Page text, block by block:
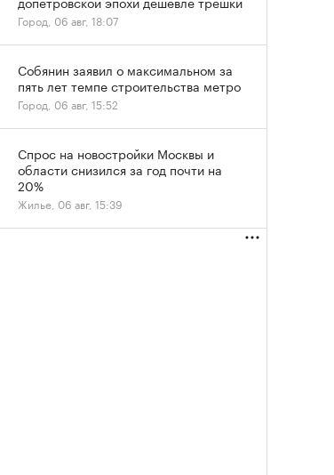
Город, 06 авг, 18:07
Собянин заявил о максимальном за
пять лет темпе строительства метро
Город, 06 авг, 15:52
Спрос на новостройки Москвы и
области снизился за год почти на
20%
Жилье, 06 авг, 15:39